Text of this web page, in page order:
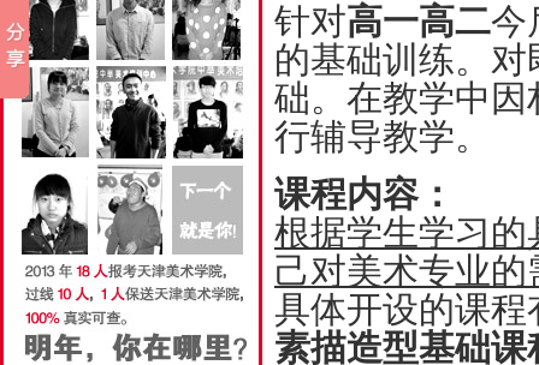
针对高一高二今
的基础训练。
础。在教学中
行辅导教学。
课程内容：
根据学生学习
己对美术专业
具体开设的课程
素描造型基础课